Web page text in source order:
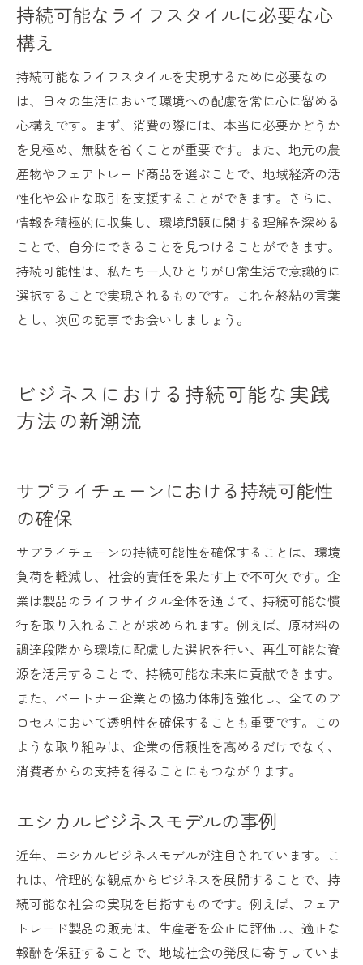
持続可能なライフスタイルに必要な心
構え
持続可能なライフスタイルを実現するために必要なの
は、日々の生活において環境への配慮を常に心に留める
心構えです。まず、消費の際には、本当に必要かどうか
を見極め、無駄を省くことが重要です。また、地元の農
産物やフェアトレード商品を選ぶことで、地域経済の活
性化や公正な取引を支援することができます。さらに、
情報を積極的に収集し、環境問題に関する理解を深める
ことで、自分にできることを見つけることができます。
持続可能性は、私たち一人ひとりが日常生活で意識的に
選択することで実現されるものです。これを終結の言葉
とし、次回の記事でお会いしましょう。
ビジネスにおける持続可能な実践
方法の新潮流
サプライチェーンにおける持続可能性
の確保
サプライチェーンの持続可能性を確保することは、環境
負荷を軽減し、社会的責任を果たす上で不可欠です。企
業は製品のライフサイクル全体を通じて、持続可能な慣
行を取り入れることが求められます。例えば、原材料の
調達段階から環境に配慮した選択を行い、再生可能な資
源を活用することで、持続可能な未来に貢献できます。
また、パートナー企業との協力体制を強化し、全てのプ
ロセスにおいて透明性を確保することも重要です。この
ような取り組みは、企業の信頼性を高めるだけでなく、
消費者からの支持を得ることにもつながります。
エシカルビジネスモデルの事例
近年、エシカルビジネスモデルが注目されています。こ
れは、倫理的な観点からビジネスを展開することで、持
続可能な社会の実現を目指すものです。例えば、フェア
トレード製品の販売は、生産者を公正に評価し、適正な
報酬を保証することで、地域社会の発展に寄与していま